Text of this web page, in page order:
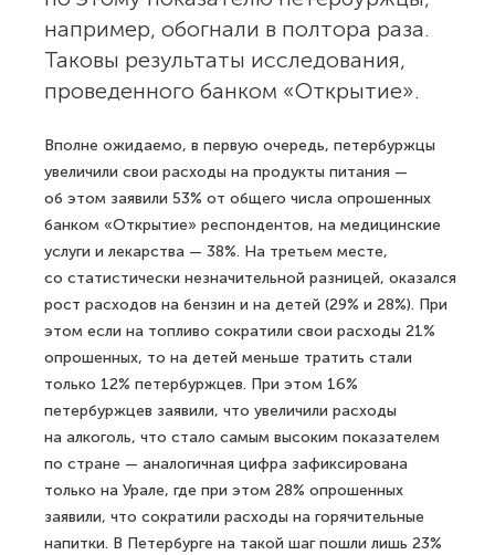
например, обогнали в полтора раза.
Таковы результаты исследования,
проведенного банком «Открытие».
Вполне ожидаемо, в первую очередь, петербуржцы
увеличили свои расходы на продукты питания —
об этом заявили 53% от общего числа опрошенных
банком «Открытие» респондентов, на медицинские
услуги и лекарства — 38%. На третьем месте,
со статистически незначительной разницей, оказался
рост расходов на бензин и на детей (29% и 28%). При
этом если на топливо сократили свои расходы 21%
опрошенных, то на детей меньше тратить стали
только 12% петербуржцев. При этом 16%
петербуржцев заявили, что увеличили расходы
на алкоголь, что стало самым высоким показателем
по стране — аналогичная цифра зафиксирована
только на Урале, где при этом 28% опрошенных
заявили, что сократили расходы на горячительные
напитки. В Петербурге на такой шаг пошли лишь 23%